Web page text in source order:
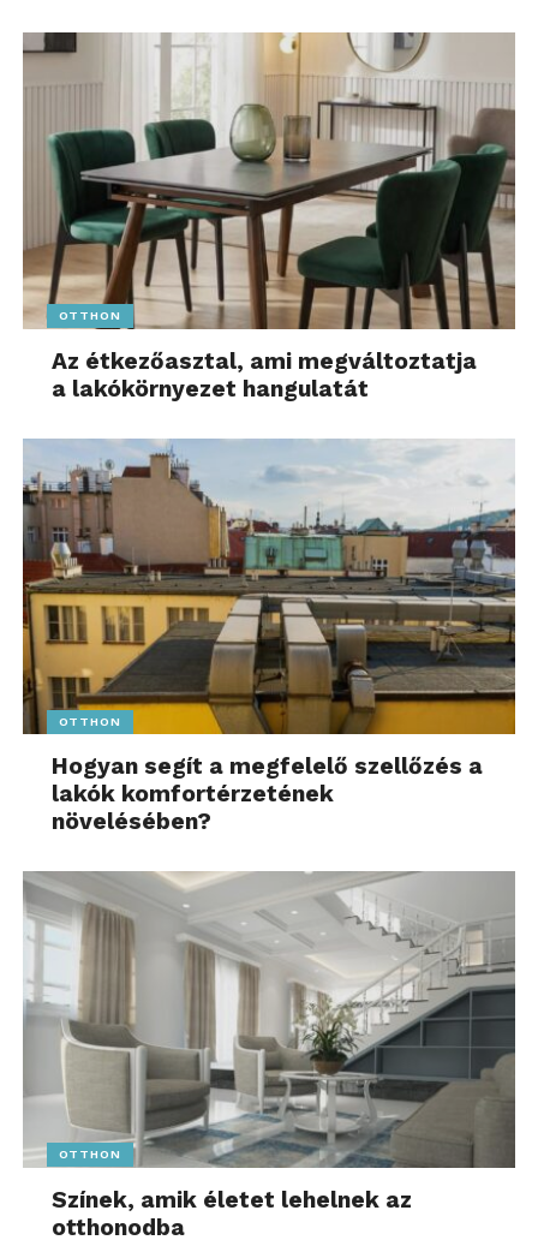
OTTHON
Az étkezőasztal, ami megváltoztatja
a lakókörnyezet hangulatát
OTTHON
Hogyan segít a megfelelő szellőzés a
lakók komfortérzetének
növelésében?
OTTHON
Színek, amik életet lehelnek az
otthonodba